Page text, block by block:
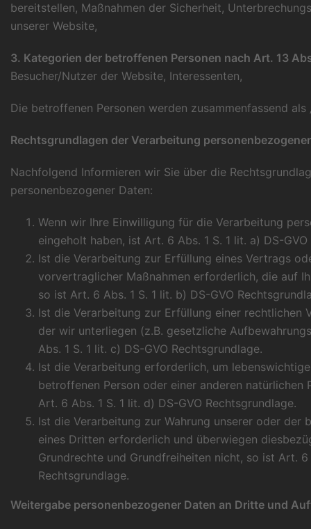
bereitstellen, Maßnahmen der Sicherheit,
unserer Website,
3. Kategorien der betroffenen Personen nach Art. 13
Besucher/Nutzer der Website, Interessenten,
Die betroffenen Personen werden zusammenfassend als
Rechtsgrundlagen der Verarbeitung
Nachfolgend Informieren wir Sie über die
personenbezogener Daten:
Wenn wir Ihre Einwilligung für die Verarbeitung
eingeholt haben, ist Art. 6 Abs. 1 S. 1 lit. a) DS-
Ist die Verarbeitung zur Erfüllung eines Vertrags
vorvertraglicher Maßnahmen erforderlich, die auf
so ist Art. 6 Abs. 1 S. 1 lit. b) DS-GVO
Ist die Verarbeitung zur Erfüllung einer rechtlichen
der wir unterliegen (z.B. gesetzliche
Abs. 1 S. 1 lit. c) DS-GVO Rechtsgrundlage.
Ist die Verarbeitung erforderlich, um
betroffenen Person oder einer anderen natürlichen
Art. 6 Abs. 1 S. 1 lit. d) DS-GVO Rechtsgrundlage.
Ist die Verarbeitung zur Wahrung unserer oder der
eines Dritten erforderlich und überwiegen
Grundrechte und Grundfreiheiten nicht, so ist Art. 6
Rechtsgrundlage.
Weitergabe personenbezogener Daten an Dritte und